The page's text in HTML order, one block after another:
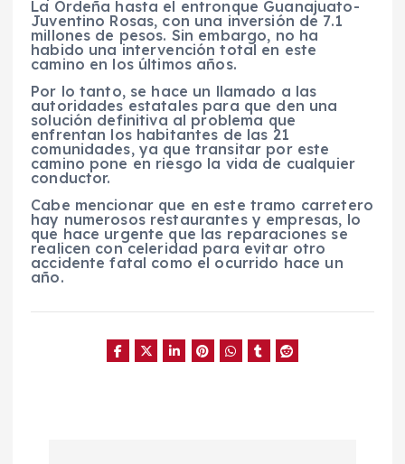
La Ordeña hasta el entronque Guanajuato-
Juventino Rosas, con una inversión de 7.1
millones de pesos. Sin embargo, no ha
habido una intervención total en este
camino en los últimos años.
Por lo tanto, se hace un llamado a las
autoridades estatales para que den una
solución definitiva al problema que
enfrentan los habitantes de las 21
comunidades, ya que transitar por este
camino pone en riesgo la vida de cualquier
conductor.
Cabe mencionar que en este tramo carretero
hay numerosos restaurantes y empresas, lo
que hace urgente que las reparaciones se
realicen con celeridad para evitar otro
accidente fatal como el ocurrido hace un
año.